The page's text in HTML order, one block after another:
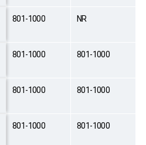
801-1000 NR
801-1000 801-1000
801-1000 801-1000
801-1000 801-1000